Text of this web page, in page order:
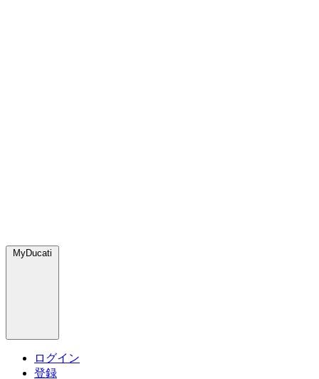
MyDucati
ログイン
登録